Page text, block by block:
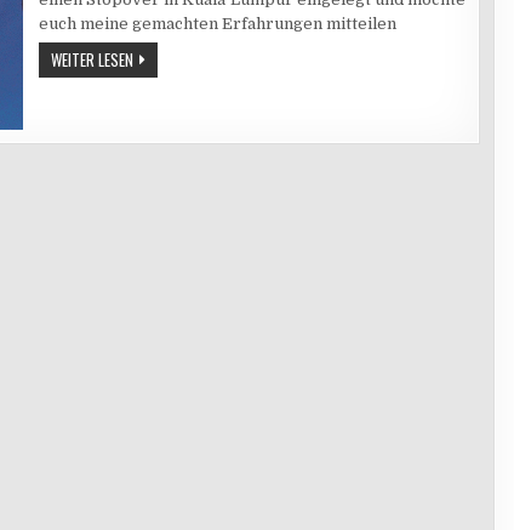
euch meine gemachten Erfahrungen mitteilen
WEITER LESEN